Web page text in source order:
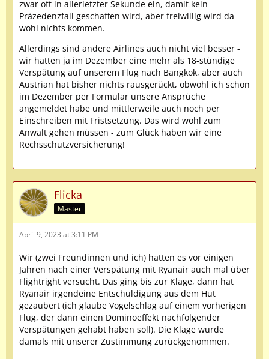
zwar oft in allerletzter Sekunde ein, damit kein
Präzedenzfall geschaffen wird, aber freiwillig wird da
wohl nichts kommen.
Allerdings sind andere Airlines auch nicht viel besser -
wir hatten ja im Dezember eine mehr als 18-stündige
Verspätung auf unserem Flug nach Bangkok, aber auch
Austrian hat bisher nichts rausgerückt, obwohl ich schon
im Dezember per Formular unsere Ansprüche
angemeldet habe und mittlerweile auch noch per
Einschreiben mit Fristsetzung. Das wird wohl zum
Anwalt gehen müssen - zum Glück haben wir eine
Rechsschutzversicherung!
Flicka
Master
April 9, 2023 at 3:11 PM
Wir (zwei Freundinnen und ich) hatten es vor einigen
Jahren nach einer Verspätung mit Ryanair auch mal über
Flightright versucht. Das ging bis zur Klage, dann hat
Ryanair irgendeine Entschuldigung aus dem Hut
gezaubert (ich glaube Vogelschlag auf einem vorherigen
Flug, der dann einen Dominoeffekt nachfolgender
Verspätungen gehabt haben soll). Die Klage wurde
damals mit unserer Zustimmung zurückgenommen.